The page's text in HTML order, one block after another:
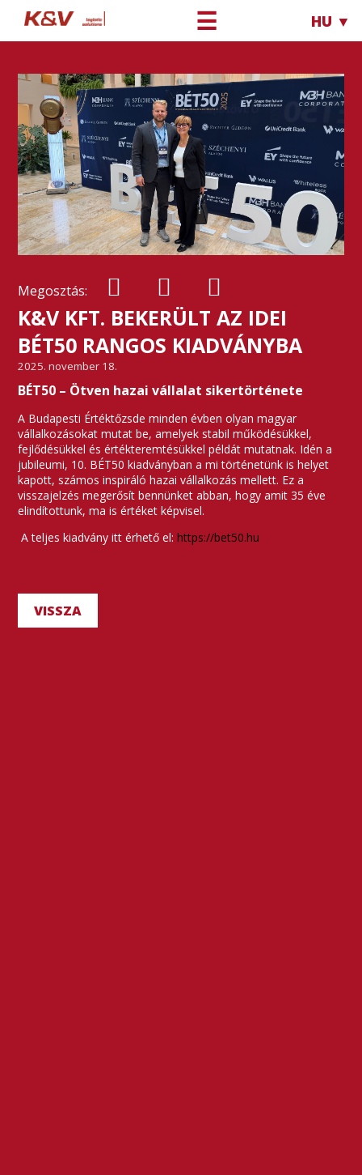
☰ HU ▼
Megosztás:
K&V KFT. BEKERÜLT AZ IDEI
BÉT50 RANGOS KIADVÁNYBA
2025. november 18.
BÉT50 – Ötven hazai vállalat sikertörténete
A Budapesti Értéktőzsde minden évben olyan magyar
vállalkozásokat mutat be, amelyek stabil működésükkel,
fejlődésükkel és értékteremtésükkel példát mutatnak. Idén a
jubileumi, 10. BÉT50 kiadványban a mi történetünk is helyet
kapott, számos inspiráló hazai vállalkozás mellett. Ez a
visszajelzés megerősít bennünket abban, hogy amit 35 éve
elindítottunk, ma is értéket képvisel.
A teljes kiadvány itt érhető el:https://bet50.hu
VISSZA